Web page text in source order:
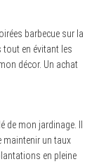
barbecue sur la
tout en évitant les
décor. Un achat
de mon jardinage. Il
maintenir un taux
en pleine